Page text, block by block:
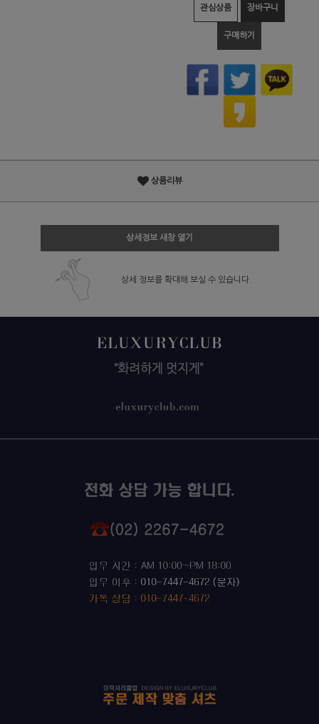
관심상품 장바구니
구매하기
상품리뷰
상세정보 새창 열기
상세 정보를 확대해 보실 수 있습니다.